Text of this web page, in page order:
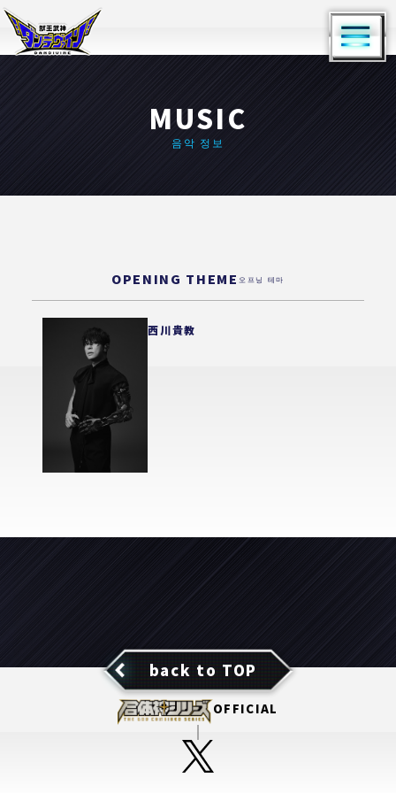
MUSIC
음악 정보
OPENING THEME 오프닝 테마
西川貴教
back to TOP
OFFICIAL